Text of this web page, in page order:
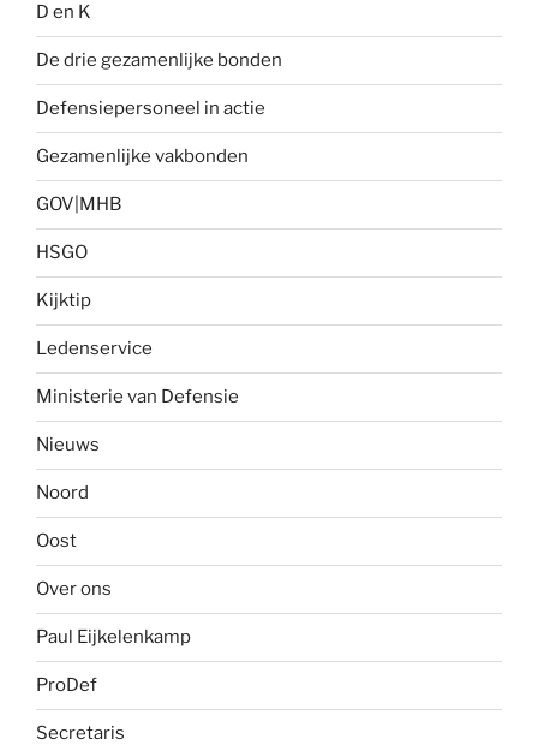
D en K
De drie gezamenlijke bonden
Defensiepersoneel in actie
Gezamenlijke vakbonden
GOV|MHB
HSGO
Kijktip
Ledenservice
Ministerie van Defensie
Nieuws
Noord
Oost
Over ons
Paul Eijkelenkamp
ProDef
Secretaris